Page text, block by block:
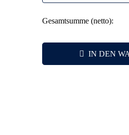
Gesamtsumme (netto):
IN DEN